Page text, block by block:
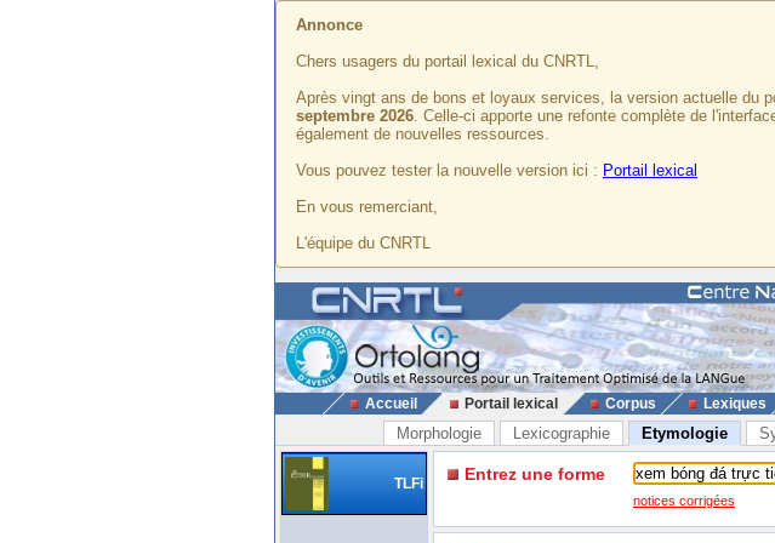
Annonce
Chers usagers du portail lexical du CNRTL,
Après vingt ans de bons et loyaux services, la version actuelle du
septembre 2026. Celle-ci apporte une refonte complète de
également de nouvelles ressources.
Vous pouvez tester la nouvelle version ici : Portail lexical
En vous remerciant,
L'équipe du CNRTL
Accueil Portail lexical Corpus Lexiques
Morphologie Lexicographie Etymologie
TLFi Entrez une forme
notices corrigées